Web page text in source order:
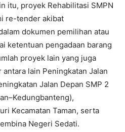
itu, proyek Rehabilitasi SMPN
re-tender akibat
dokumen pemilihan atau
ketentuan pengadaan barang
proyek lain yang juga
lain Peningkatan Jalan
Jalan Depan SMP 2
Kecamatan Taman, serta
Negeri Sedati.